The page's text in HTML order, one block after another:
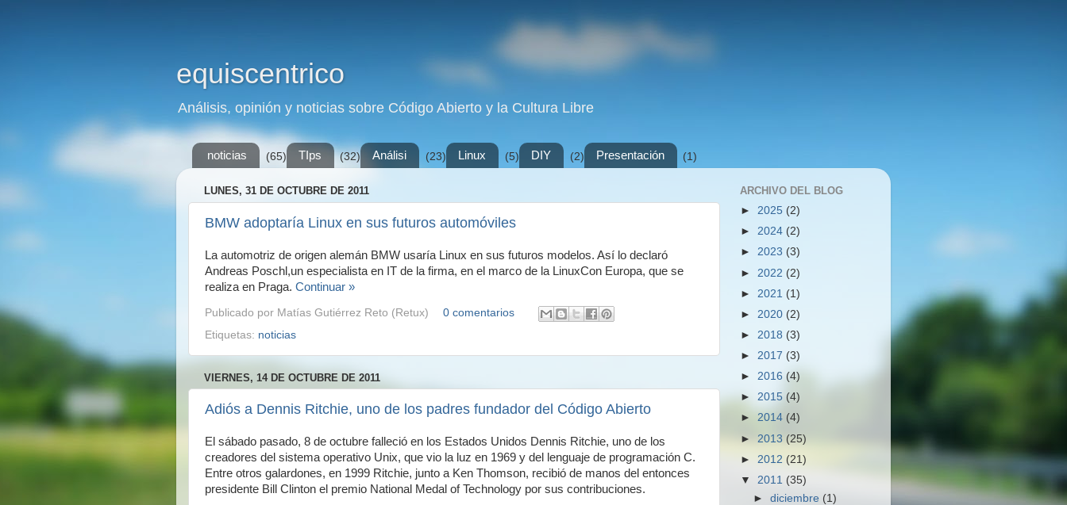
equiscentrico
Análisis, opinión y noticias sobre Código Abierto y la Cultura Libre
noticias (65) TIps (32) Análisi (23) Linux (5) DIY (2) Presentación (1)
LUNES, 31 DE OCTUBRE DE 2011
BMW adoptaría Linux en sus futuros automóviles
La automotriz de origen alemán BMW usaría Linux en sus futuros modelos. Así lo declaró
Andreas Poschl,un especialista en IT de la firma, en el marco de la LinuxCon Europa, que se
realiza en Praga. Continuar »
Publicado por Matías Gutiérrez Reto (Retux)
0 comentarios
Etiquetas: noticias
VIERNES, 14 DE OCTUBRE DE 2011
Adiós a Dennis Ritchie, uno de los padres fundador del Código Abierto
El sábado pasado, 8 de octubre falleció en los Estados Unidos Dennis Ritchie, uno de los
creadores del sistema operativo Unix, que vio la luz en 1969 y del lenguaje de programación C.
Entre otros galardones, en 1999 Ritchie, junto a Ken Thomson, recibió de manos del entonces
presidente Bill Clinton el premio National Medal of Technology por sus contribuciones.
ARCHIVO DEL BLOG
► 2025 (2)
► 2024 (2)
► 2023 (3)
► 2022 (2)
► 2021 (1)
► 2020 (2)
► 2018 (3)
► 2017 (3)
► 2016 (4)
► 2015 (4)
► 2014 (4)
► 2013 (25)
► 2012 (21)
▼ 2011 (35)
►diciembre (1)